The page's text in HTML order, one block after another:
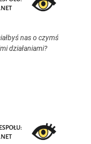
nas o czymś
działaniami?